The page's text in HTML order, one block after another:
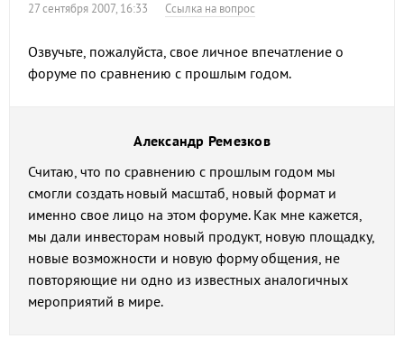
27 сентября 2007, 16:33 Ссылка на вопрос
Озвучьте, пожалуйста, свое личное впечатление о
форуме по сравнению с прошлым годом.
Александр Ремезков
Считаю, что по сравнению с прошлым годом мы
смогли создать новый масштаб, новый формат и
именно свое лицо на этом форуме. Как мне кажется,
мы дали инвесторам новый продукт, новую площадку,
новые возможности и новую форму общения, не
повторяющие ни одно из известных аналогичных
мероприятий в мире.